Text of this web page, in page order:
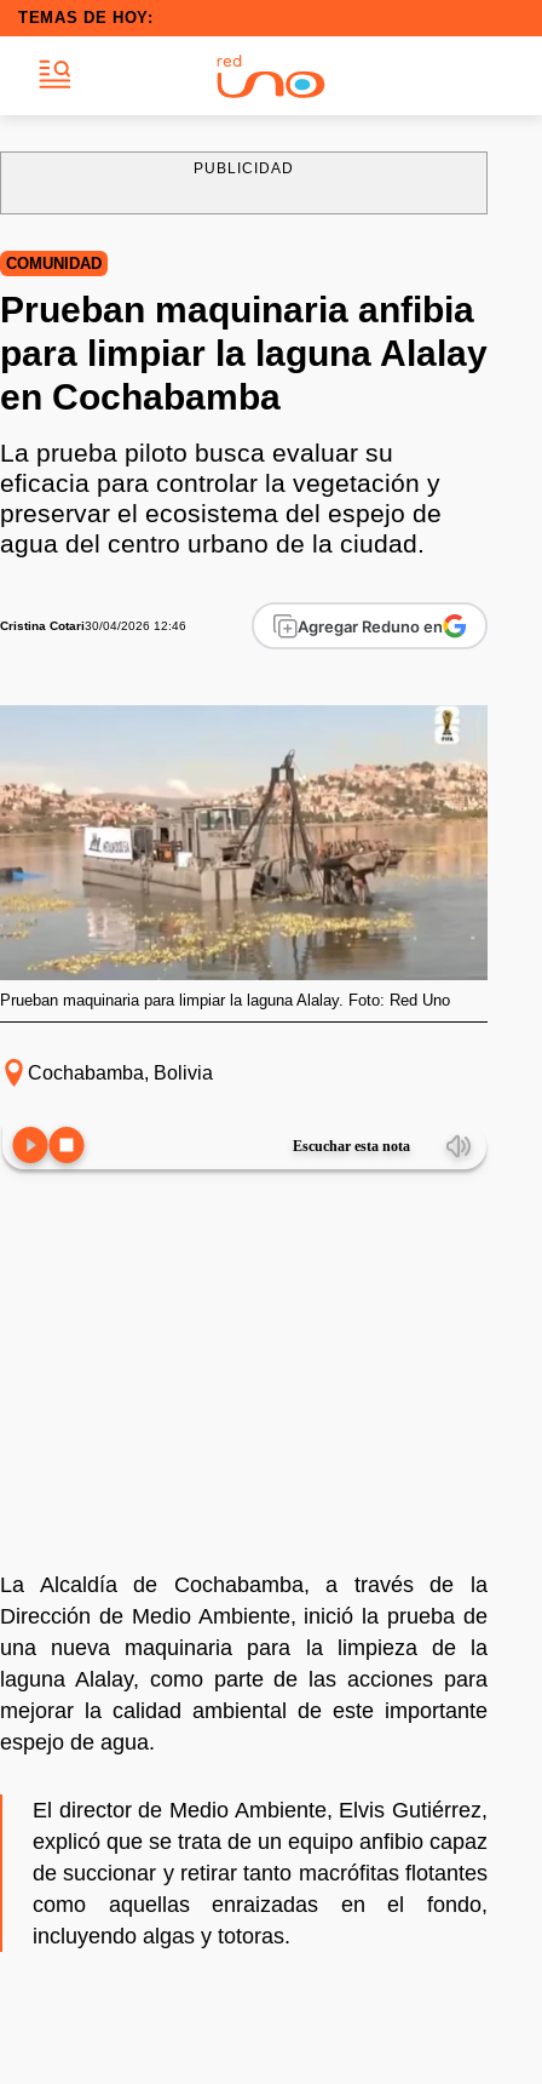
TEMAS DE HOY:
PUBLICIDAD
COMUNIDAD
Prueban maquinaria anfibia
para limpiar la laguna Alalay
en Cochabamba
La prueba piloto busca evaluar su
eficacia para controlar la vegetación y
preservar el ecosistema del espejo de
agua del centro urbano de la ciudad.
Cristina Cotari30/04/2026 12:46 Agregar Reduno en
Prueban maquinaria para limpiar la laguna Alalay. Foto: Red Uno
Cochabamba, Bolivia
Escuchar esta nota
La Alcaldía de Cochabamba, a través de la
Dirección de Medio Ambiente, inició la prueba de
una nueva maquinaria para la limpieza de la
laguna Alalay, como parte de las acciones para
mejorar la calidad ambiental de este importante
espejo de agua.
El director de Medio Ambiente, Elvis Gutiérrez,
explicó que se trata de un equipo anfibio capaz
de succionar y retirar tanto macrófitas flotantes
como aquellas enraizadas en el fondo,
incluyendo algas y totoras.